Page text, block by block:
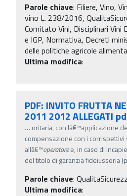
Parole chiave: Filiere, Vino,
vino L. 238/2016,
Comitato Vini, Disciplinari Vini
e IGP, Normativa, Decreti
delle politiche agricole
Ultima modifica:
PDF: INVITO FRUTTA
2011 2012 ALLEGATI
… oritaria, con lâ€™applicazione
compensazione con i corrispettivi
allâ€™operatoree, in caso di
del titolo di garanzia fideiussoria
Parole chiave:
Ultima modifica: